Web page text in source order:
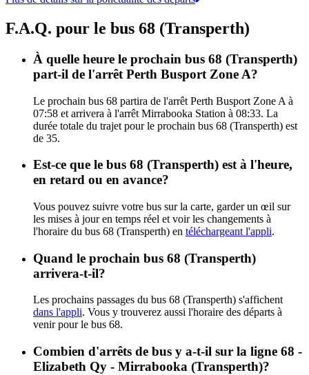
F.A.Q. pour le bus 68 (Transperth)
À quelle heure le prochain bus 68 (Transperth)
part-il de l'arrêt Perth Busport Zone A?
Le prochain bus 68 partira de l'arrêt Perth Busport Zone A à
07:58 et arrivera à l'arrêt Mirrabooka Station à 08:33. La
durée totale du trajet pour le prochain bus 68 (Transperth) est
de 35.
Est-ce que le bus 68 (Transperth) est à l'heure,
en retard ou en avance?
Vous pouvez suivre votre bus sur la carte, garder un œil sur
les mises à jour en temps réel et voir les changements à
l'horaire du bus 68 (Transperth) en téléchargeant l'appli.
Quand le prochain bus 68 (Transperth)
arrivera-t-il?
Les prochains passages du bus 68 (Transperth) s'affichent
dans l'appli. Vous y trouverez aussi l'horaire des départs à
venir pour le bus 68.
Combien d'arrêts de bus y a-t-il sur la ligne 68 -
Elizabeth Qy - Mirrabooka (Transperth)?